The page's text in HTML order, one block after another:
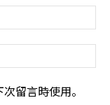
留言時使用。